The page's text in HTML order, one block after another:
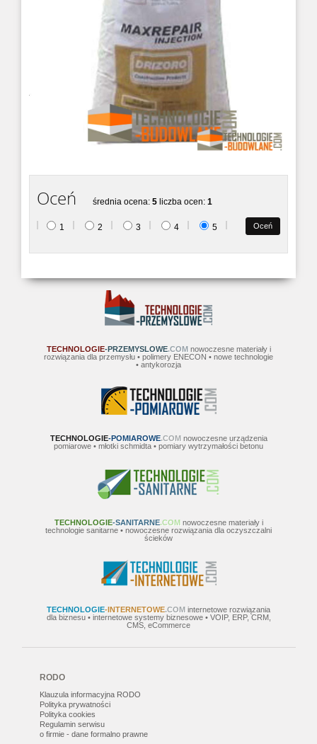
który działa jak...
AQUASTOP - system osuszania budynków
Osuszanie ścian, murów i całych budynków -
elektrof...
MAXFLEX 900
Uszczelniacz dylatacyjny MAXFLEX 900 to
dwuskładnikowy mater...
MAXSEAL FLEX
FLEX to mineralne us...
Oceń średnia ocena: 5 liczba ocen: 1
1 2 3 4 5
TECHNOLOGIE-PRZEMYSLOWE.COMnowoczesne materiały i
rozwiązania dla przemysłu • polimery ENECON • nowe technologie
• antykorozja
TECHNOLOGIE-POMIAROWE.COMnowoczesne urządzenia
pomiarowe • młotki schmidta • pomiary wytrzymałości betonu
TECHNOLOGIE-SANITARNE.COMnowoczesne materiały i
technologie sanitarne • nowoczesne rozwiązania dla oczyszczalni
ścieków
TECHNOLOGIE-INTERNETOWE.COM internetowe rozwiązania
dla biznesu • internetowe systemy biznesowe • VOIP, ERP, CRM,
CMS, eCommerce
RODO
Klauzula informacyjna RODO
Polityka prywatności
Polityka cookies
Regulamin serwisu
o firmie - dane formalno prawne